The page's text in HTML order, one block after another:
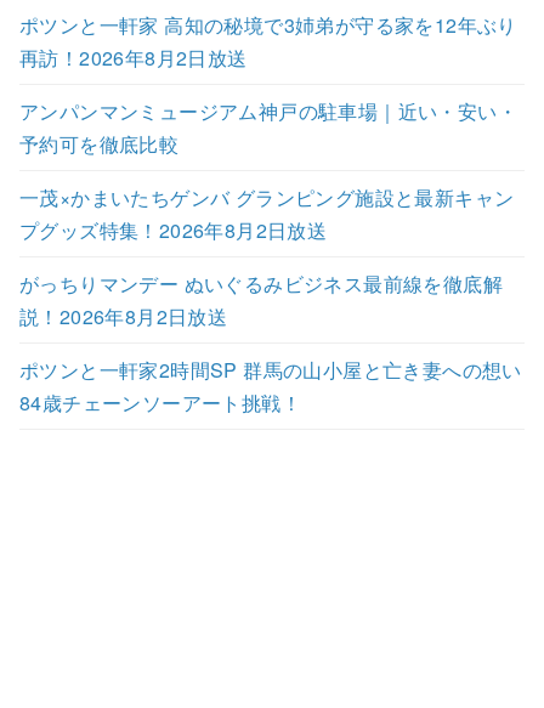
ポツンと一軒家 高知の秘境で3姉弟が守る家を12年ぶり
再訪！2026年8月2日放送
アンパンマンミュージアム神戸の駐車場｜近い・安い・
予約可を徹底比較
一茂×かまいたちゲンバ グランピング施設と最新キャン
プグッズ特集！2026年8月2日放送
がっちりマンデー ぬいぐるみビジネス最前線を徹底解
説！2026年8月2日放送
ポツンと一軒家2時間SP 群馬の山小屋と亡き妻への想い
84歳チェーンソーアート挑戦！